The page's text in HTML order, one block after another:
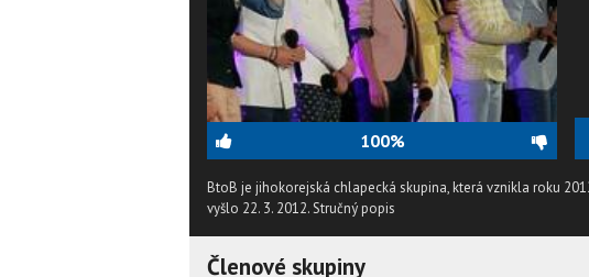
100%
BtoB je jihokorejská chlapecká skupina, která vznikla roku
vyšlo 22. 3. 2012.Stručný popis
Členové skupiny